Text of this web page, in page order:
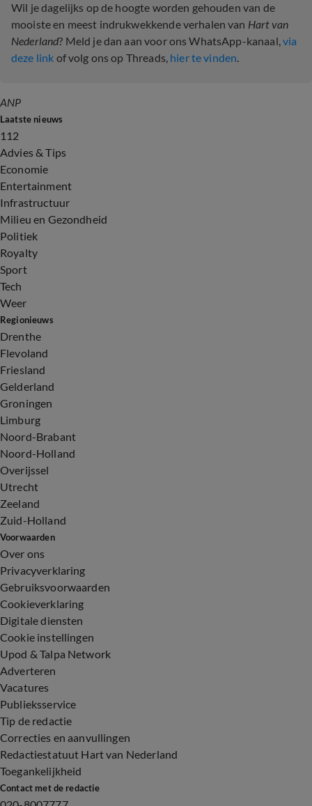
Wil je dagelijks op de hoogte worden gehouden van de
mooiste en meest indrukwekkende verhalen van Hart van
Nederland? Meld je dan aan voor ons WhatsApp-kanaal,via
deze link of volg ons op Threads, hier te vinden.
ANP
Laatste nieuws
112
Advies & Tips
Economie
Entertainment
Infrastructuur
Milieu en Gezondheid
Politiek
Royalty
Sport
Tech
Weer
Regionieuws
Drenthe
Flevoland
Friesland
Gelderland
Groningen
Limburg
Noord-Brabant
Noord-Holland
Overijssel
Utrecht
Zeeland
Zuid-Holland
Voorwaarden
Over ons
Privacyverklaring
Gebruiksvoorwaarden
Cookieverklaring
Digitale diensten
Cookie instellingen
Upod & Talpa Network
Adverteren
Vacatures
Publieksservice
Tip de redactie
Correcties en aanvullingen
Redactiestatuut Hart van Nederland
Toegankelijkheid
Contact met de redactie